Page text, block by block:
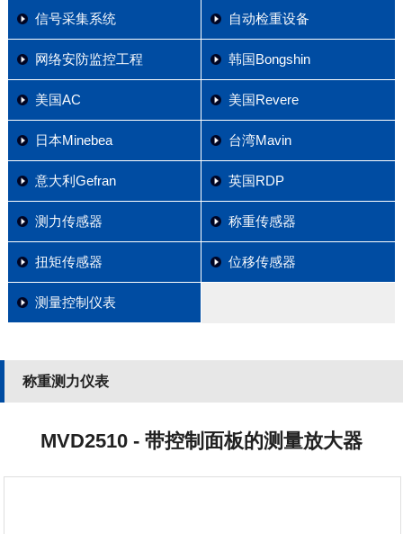
信号采集系统 自动检重设备
网络安防监控工程 韩国Bongshin
美国AC 美国Revere
日本Minebea 台湾Mavin
意大利Gefran 英国RDP
测力传感器 称重传感器
扭矩传感器 位移传感器
测量控制仪表
称重测力仪表
MVD2510 - 带控制面板的测量放大器